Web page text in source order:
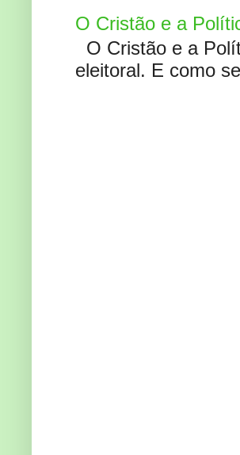
O Cristão e a
O Cristão e a
eleitoral. E como